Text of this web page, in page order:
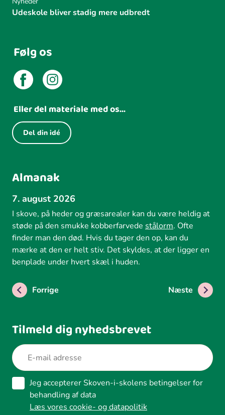
Udeskole bliver stadig mere udbredt
Følg os
Eller del materiale med os...
Del din idé
Almanak
7. august 2026
I skove, på heder og græsarealer kan du være heldig at
støde på den smukke kobberfarvede stålorm. Ofte
finder man den død. Hvis du tager den op, kan du
mærke at den er helt stiv. Det skyldes, at der ligger en
benplade under hvert skæl i huden.
Forrige Næste
Tilmeld dig nyhedsbrevet
Jeg accepterer Skoven-i-skolens betingelser for
behandling af data
Læs vores cookie- og datapolitik